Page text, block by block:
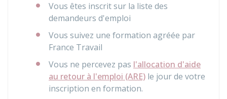
Vous êtes inscrit sur la liste des
demandeurs d'emploi
Vous suivez une formation agréée par
France Travail
Vous ne percevez pas l'allocation d'aide
au retour à l'emploi (ARE) le jour de votre
inscription en formation.